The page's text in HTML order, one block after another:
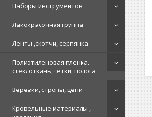
Наборы инструментов
Лакокрасочная группа
Ленты ,скотчи, серпянка
Полиэтиленовая пленка,
стеклоткань, сетки, полога
Веревки, стропы, цепи
Кровельные материалы ,